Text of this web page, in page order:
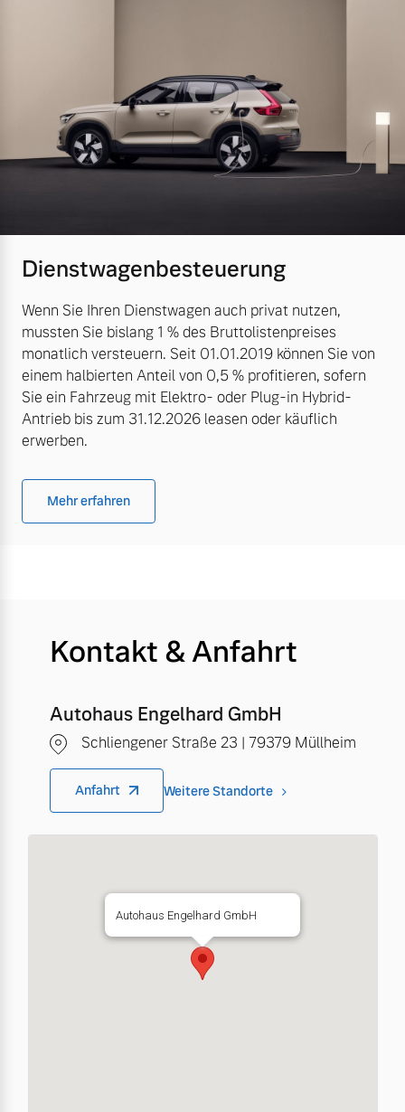
Dienstwagenbesteuerung
Wenn Sie Ihren Dienstwagen auch privat nutzen,
mussten Sie bislang 1 % des Bruttolistenpreises
monatlich versteuern. Seit 01.01.2019 können Sie von
einem halbierten Anteil von 0,5 % profitieren, sofern
Sie ein Fahrzeug mit Elektro- oder Plug-in Hybrid-
Antrieb bis zum 31.12.2026 leasen oder käuflich
erwerben.
Mehr erfahren
Kontakt & Anfahrt
Autohaus Engelhard GmbH
Schliengener Straße 23 | 79379 Müllheim
Anfahrt Weitere Standorte
Autohaus Engelhard GmbH